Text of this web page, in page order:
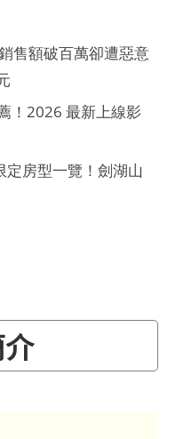
售額破百萬卻遭惡意
！2026 最新上線影
定房型一覽！劍湖山